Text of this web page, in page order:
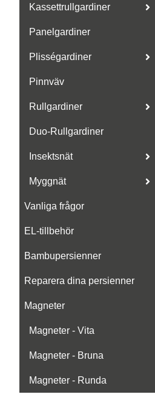
Kassettrullgardiner
Panelgardiner
Plisségardiner
Pinnväv
Rullgardiner
Duo-Rullgardiner
Insektsnät
Myggnät
Vanliga frågor
EL-tillbehör
Bambupersienner
Reparera dina persienner
Magneter
Magneter - Vita
Magneter - Bruna
Magneter - Runda